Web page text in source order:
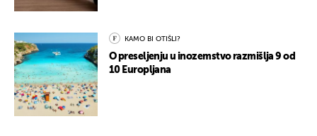
KAMO BI OTIŠLI?
O preseljenju u inozemstvo razmišlja 9 od
10 Europljana